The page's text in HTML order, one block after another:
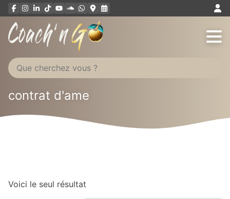
Aller
au
contrat d'ame
Voici le seul résultat